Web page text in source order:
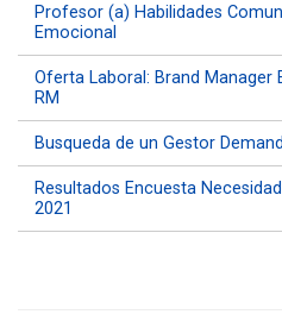
Profesor (a) Habilidades
Emocional
Oferta Laboral: Brand Manager
RM
Busqueda de un Gestor
Resultados Encuesta
2021